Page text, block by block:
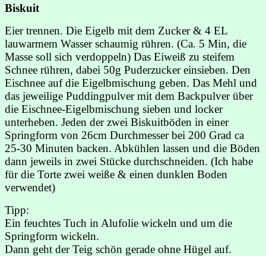
Biskuit
Eier trennen. Die Eigelb mit dem Zucker & 4 EL
lauwarmem Wasser schaumig rühren. (Ca. 5 Min, die
Masse soll sich verdoppeln) Das Eiweiß zu steifem
Schnee rühren, dabei 50g Puderzucker einsieben. Den
Eischnee auf die Eigelbmischung geben. Das Mehl und
das jeweilige Puddingpulver mit dem Backpulver über
die Eischnee-Eigelbmischung sieben und locker
unterheben. Jeden der zwei Biskuitböden in einer
Springform von 26cm Durchmesser bei 200 Grad ca
25-30 Minuten backen. Abkühlen lassen und die Böden
dann jeweils in zwei Stücke durchschneiden. (Ich habe
für die Torte zwei weiße & einen dunklen Boden
verwendet)
Tipp:
Ein feuchtes Tuch in Alufolie wickeln und um die
Springform wickeln.
Dann geht der Teig schön gerade ohne Hügel auf.